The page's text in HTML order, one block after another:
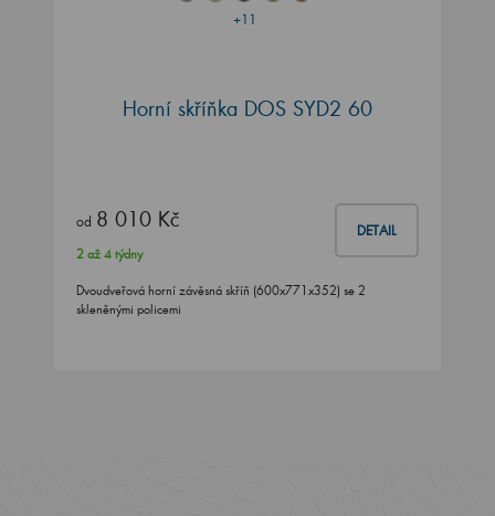
+11
Horní skříňka DOS SYD2 60
od 8 010 Kč DETAIL
2 až 4 týdny
Dvoudveřová horní závěsná skříň (600x771x352) se 2
skleněnými policemi